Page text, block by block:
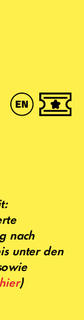
nach
unter den
hier)